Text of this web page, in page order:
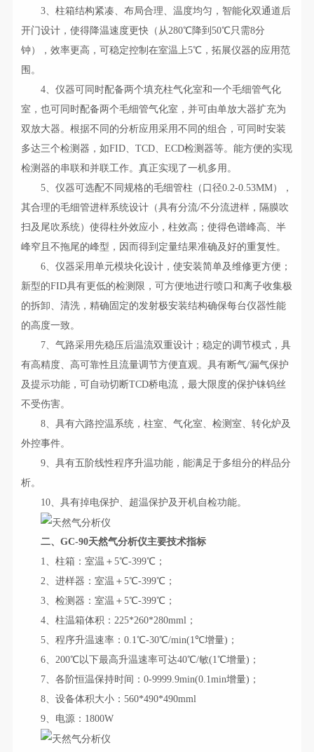
3、柱箱结构紧凑、布局合理、温度均匀，智能化双通道后
开门设计，使得降温速度更快（从280℃降到50℃只需8分
钟），效率更高，可稳定控制在室温上5℃，拓展仪器的应用范
围。
4、仪器可同时配备两个填充柱气化室和一个毛细管气化
室，也可同时配备两个毛细管气化室，并可由单放大器扩充为
双放大器。根据不同的分析应用采用不同的组合，可同时安装
多达三个检测器，如FID、TCD、ECD检测器等。能方便的实现
检测器的串联和并联工作。真正实现了一机多用。
5、仪器可选配不同规格的毛细管柱（口径0.2-0.53MM），
其合理的毛细管进样系统设计（具有分流/不分流进样，隔膜吹
扫及尾吹系统）使得柱外效应小，柱效高；使得色谱峰高、半
峰窄且不拖尾的峰型，因而得到定量结果准确及好的重复性。
6、仪器采用单元模块化设计，使安装简单及维修更方便；
新型的FID具有更低的检测限，可方便地进行喷口和离子收集极
的拆卸、清洗，精确固定的发射极安装结构确保每台仪器性能
的高度一致。
7、气路采用先稳压后温流双重设计；稳定的调节模式，具
有高精度、高可靠性且流量调节方便直观。具有断气/漏气保护
及提示功能，可自动切断TCD桥电流，最大限度的保护铼钨丝
不受伤害。
8、具有六路控温系统，柱室、气化室、检测室、转化炉及
外控事件。
9、具有五阶线性程序升温功能，能满足于多组分的样品分
析。
10、具有掉电保护、超温保护及开机自检功能。
二、GC-90天然气分析仪主要技术指标
1、柱箱：室温＋5℃-399℃；
2、进样器：室温＋5℃-399℃；
3、检测器：室温＋5℃-399℃；
4、柱温箱体积：225*260*280mml；
5、程序升温速率：0.1℃-30℃/min(1℃增量)；
6、200℃以下最高升温速率可达40℃/敏(1℃增量)；
7、各阶恒温保持时间：0-9999.9min(0.1min增量)；
8、设备体积大小：560*490*490mml
9、电源：1800W